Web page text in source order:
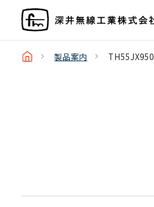
製品案内 TH55JX950